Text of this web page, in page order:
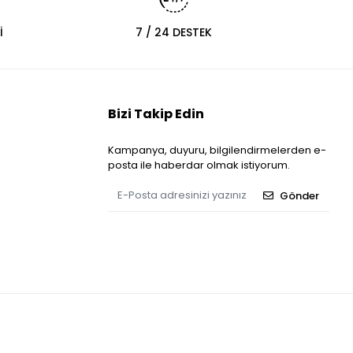
7 / 24 DESTEK
Bizi Takip Edin
Kampanya, duyuru, bilgilendirmelerden e-
posta ile haberdar olmak istiyorum.
Gönder